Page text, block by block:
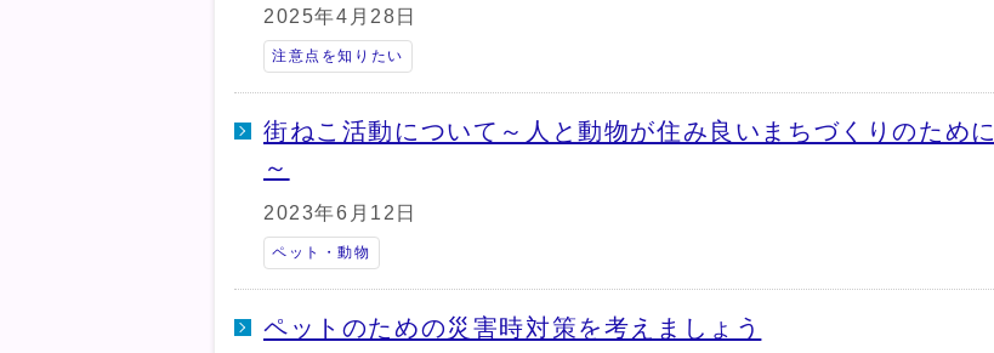
2025年4月28日
注意点を知りたい
街ねこ活動について～人と動物が住み良いまちづくりのために
～
2023年6月12日
ペット・動物
ペットのための災害時対策を考えましょう